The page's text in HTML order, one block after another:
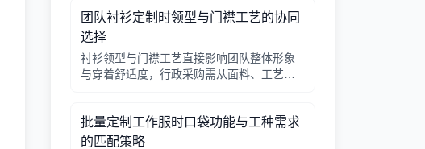
团队衬衫定制时领型与门襟工艺的协同
选择
衬衫领型与门襟工艺直接影响团队整体形象
与穿着舒适度，行政采购需从面料、工艺、
批量定制工作服时口袋功能与工种需求
的匹配策略